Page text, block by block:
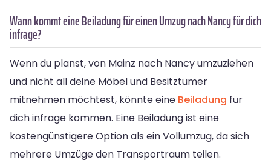
Wann kommt eine Beiladung für einen Umzug nach Nancy für dich
infrage?
Wenn du planst, von Mainz nach Nancy umzuziehen
und nicht all deine Möbel und Besitztümer
mitnehmen möchtest, könnte eine Beiladung für
dich infrage kommen. Eine Beiladung ist eine
kostengünstigere Option als ein Vollumzug, da sich
mehrere Umzüge den Transportraum teilen.